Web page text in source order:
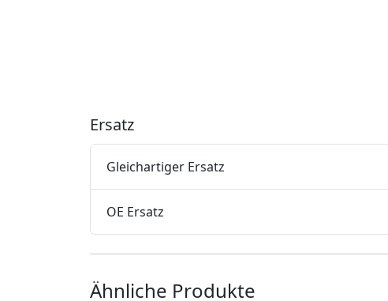
Ersatz
Gleichartiger Ersatz
OE Ersatz
Ähnliche Produkte